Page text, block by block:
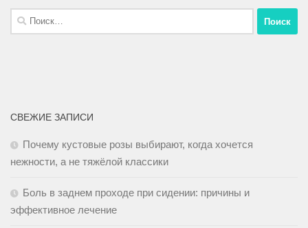
СВЕЖИЕ ЗАПИСИ
Почему кустовые розы выбирают, когда хочется
нежности, а не тяжёлой классики
Боль в заднем проходе при сидении: причины и
эффективное лечение